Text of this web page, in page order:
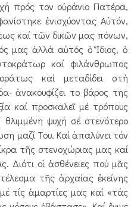
πρός τον οὐράνιο Πατέρα,
ἐνισχύοντας Αὐτόν,
καί τῶν δικῶν μας πόνων,
μας ἀλλά αὐτός ὁ Ἴδιος, ὁ
καί φιλάνθρωπος
καί μεταδίδει στή
ἀνακουφίζει το βάρος της
καί προσκαλεῖ μέ τρόπους
ψυχή σέ στενότερο
μαζί Του. Καί ἁπαλύνει τόν
τῆς στενοχώριας μας καί
Διότι οἱ ἀσθένειες πού μᾶς
τῆς ἀρχαίας ἐκείνης
τίς ἁμαρτίες μας καί «τάς